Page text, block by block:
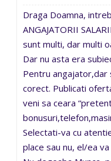
Draga Doamna,
ANGAJATORII
sunt multi, dar multi
Dar nu asta era
Pentru angajator,dar
corect. Publicati
veni sa ceara
Selectati-va cu
place sau nu, el/ea